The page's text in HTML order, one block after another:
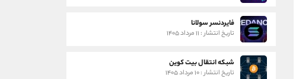
فایردنسر سولانا
تاریخ انتشار : ۱۱ مرداد ۱۴۰۵
شبکه انتقال بیت کوین
تاریخ انتشار : ۱۰ مرداد ۱۴۰۵